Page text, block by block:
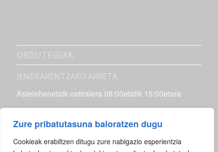
Zure pribatutasuna baloratzen dugu
Cookieak erabiltzen ditugu zure nabigazio esperientzia
ORDUTEGIAK
JENDEARENTZAKO ARRETA
Astelehenetaik ostiralera 08:00etatik 15:00etara
Astelehenetaik ostiralera 08:00etatik 21:00etara